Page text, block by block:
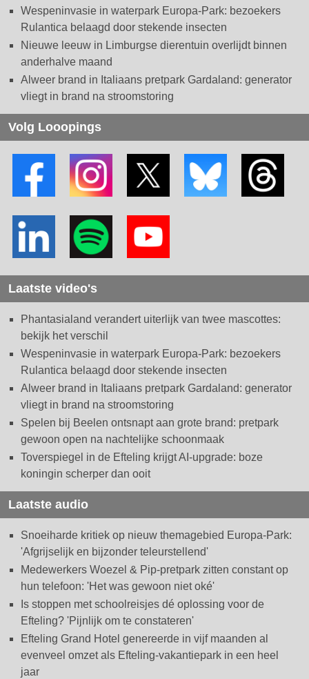
Wespeninvasie in waterpark Europa-Park: bezoekers
Rulantica belaagd door stekende insecten
Nieuwe leeuw in Limburgse dierentuin overlijdt binnen
anderhalve maand
Alweer brand in Italiaans pretpark Gardaland: generator
vliegt in brand na stroomstoring
Volg Looopings
Laatste video's
Phantasialand verandert uiterlijk van twee mascottes:
bekijk het verschil
Wespeninvasie in waterpark Europa-Park: bezoekers
Rulantica belaagd door stekende insecten
Alweer brand in Italiaans pretpark Gardaland: generator
vliegt in brand na stroomstoring
Spelen bij Beelen ontsnapt aan grote brand: pretpark
gewoon open na nachtelijke schoonmaak
Toverspiegel in de Efteling krijgt AI-upgrade: boze
koningin scherper dan ooit
Laatste audio
Snoeiharde kritiek op nieuw themagebied Europa-Park:
'Afgrijselijk en bijzonder teleurstellend'
Medewerkers Woezel & Pip-pretpark zitten constant op
hun telefoon: 'Het was gewoon niet oké'
Is stoppen met schoolreisjes dé oplossing voor de
Efteling? 'Pijnlijk om te constateren'
Efteling Grand Hotel genereerde in vijf maanden al
evenveel omzet als Efteling-vakantiepark in een heel
jaar